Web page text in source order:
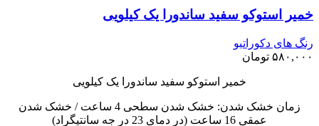
خمیر استوکو سفید ساندورا یک کیلویی
رنگ های دکوراتیو
۵۸۰,۰۰۰ تومان
خمیر استوکو سفید ساندورا یک کیلویی
زمان خشک شدن: خشک شدن سطحی 4 ساعت / خشک شدن
عمقی 16 ساعت (در دمای 23 در جه سانتیگراد)